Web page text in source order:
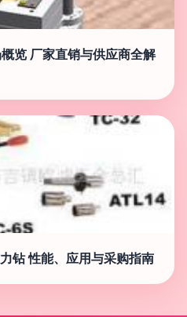
览 厂家直销与供应商全解
钻 性能、应用与采购指南